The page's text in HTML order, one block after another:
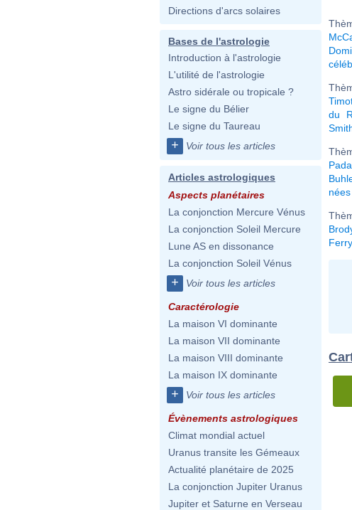
Directions d'arcs solaires
Bases de l'astrologie
Introduction à l'astrologie
L'utilité de l'astrologie
Astro sidérale ou tropicale ?
Le signe du Bélier
Le signe du Taureau
+ Voir tous les articles
Articles astrologiques
Aspects planétaires
La conjonction Mercure Vénus
La conjonction Soleil Mercure
Lune AS en dissonance
La conjonction Soleil Vénus
+ Voir tous les articles
Caractérologie
La maison VI dominante
La maison VII dominante
La maison VIII dominante
La maison IX dominante
+ Voir tous les articles
Évènements astrologiques
Climat mondial actuel
Uranus transite les Gémeaux
Actualité planétaire de 2025
La conjonction Jupiter Uranus
Jupiter et Saturne en Verseau
du
Ferry